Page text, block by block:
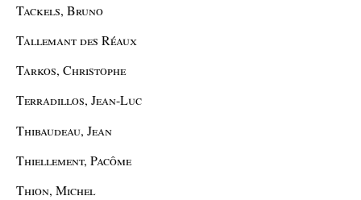
Tackels, Bruno
Tallemant des Réaux
Tarkos, Christophe
Terradillos, Jean-Luc
Thibaudeau, Jean
Thiellement, Pacôme
Thion, Michel